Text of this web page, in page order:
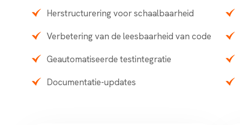
Herstructurering voor schaalbaarheid
Verbetering van de leesbaarheid van code
Geautomatiseerde testintegratie
Documentatie-updates